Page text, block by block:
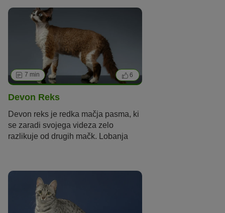
7 min 6
Devon Reks
Devon reks je redka mačja pasma, ki
se zaradi svojega videza zelo
razlikuje od drugih mačk. Lobanja
ušesi in ogromnimi očmi.